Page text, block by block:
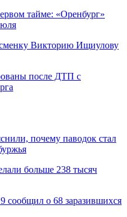
тайме: «Оренбург»
Викторию Ищиулову
после ДТП с
почему паводок стал
больше 238 тысяч
сообщил о 68 заразившихся